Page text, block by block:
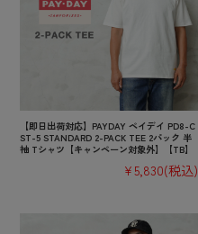
【即日出荷対応】PAYDAY ペイデイ PD8-C
ST-5 STANDARD 2-PACK TEE 2パック 半
袖 Tシャツ【キャンペーン対象外】【TB】
¥5,830(税込)